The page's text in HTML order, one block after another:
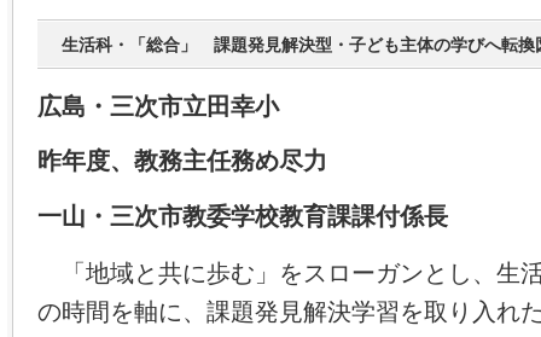
生活科・「総合」 課題発見解決型・子ども主体の学びへ転換
広島・三次市立田幸小
昨年度、教務主任務め尽力
一山・三次市教委学校教育課課付係長
「地域と共に歩む」をスローガンとし、生
の時間を軸に、課題発見解決学習を取り入れ